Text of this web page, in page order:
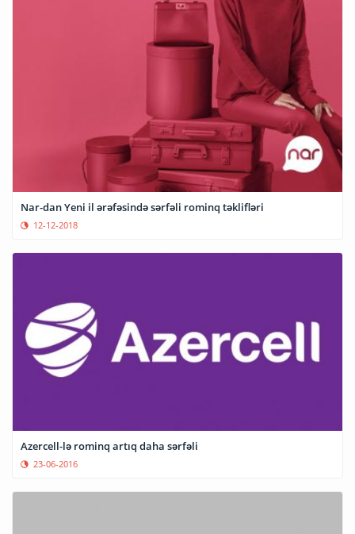
Nar-dan Yeni il ərəfəsində sərfəli rominq təklifləri
12-12-2018
Azercell-lə rominq artıq daha sərfəli
23-06-2016